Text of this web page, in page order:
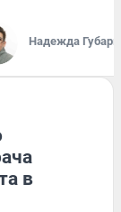
Надежда Губарь
в